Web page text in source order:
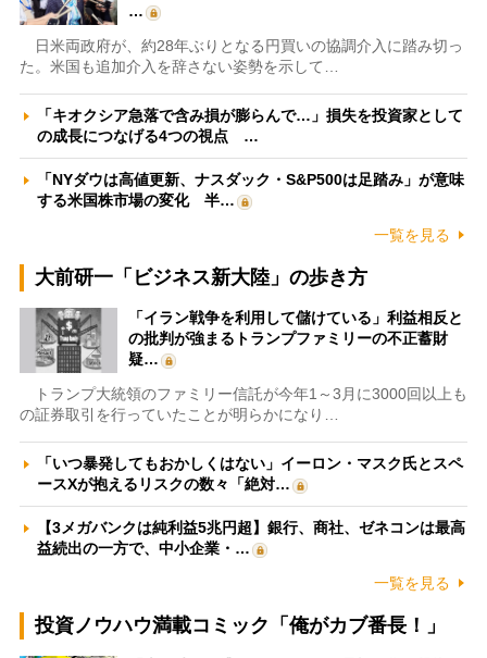
…
日米両政府が、約28年ぶりとなる円買いの協調介入に踏み切っ
た。米国も追加介入を辞さない姿勢を示して…
「キオクシア急落で含み損が膨らんで…」損失を投資家として
の成長につなげる4つの視点 …
「NYダウは高値更新、ナスダック・S&P500は足踏み」が意味
する米国株市場の変化 半…
一覧を見る
大前研一「ビジネス新大陸」の歩き方
「イラン戦争を利用して儲けている」利益相反と
の批判が強まるトランプファミリーの不正蓄財
疑…
トランプ大統領のファミリー信託が今年1～3月に3000回以上も
の証券取引を行っていたことが明らかになり…
「いつ暴発してもおかしくはない」イーロン・マスク氏とスペ
ースXが抱えるリスクの数々「絶対…
【3メガバンクは純利益5兆円超】銀行、商社、ゼネコンは最高
益続出の一方で、中小企業・…
一覧を見る
投資ノウハウ満載コミック「俺がカブ番長！」